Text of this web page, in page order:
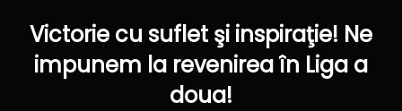
Victorie cu suflet şi inspiraţie! Ne
impunem la revenirea în Liga a
doua!